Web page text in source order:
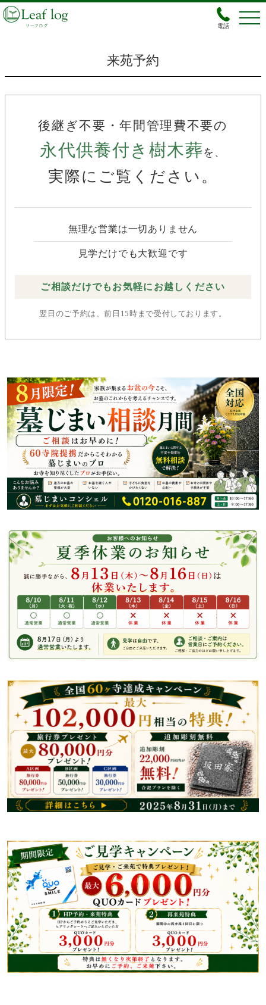
電話
来苑予約
後継ぎ不要・年間管理費不要の
永代供養付き樹木葬 を、
実際にご覧ください。
無理な営業は一切ありません
見学だけでも大歓迎です
ご相談だけでもお気軽にお越しください
翌日のご予約は、前日15時まで受付しております。